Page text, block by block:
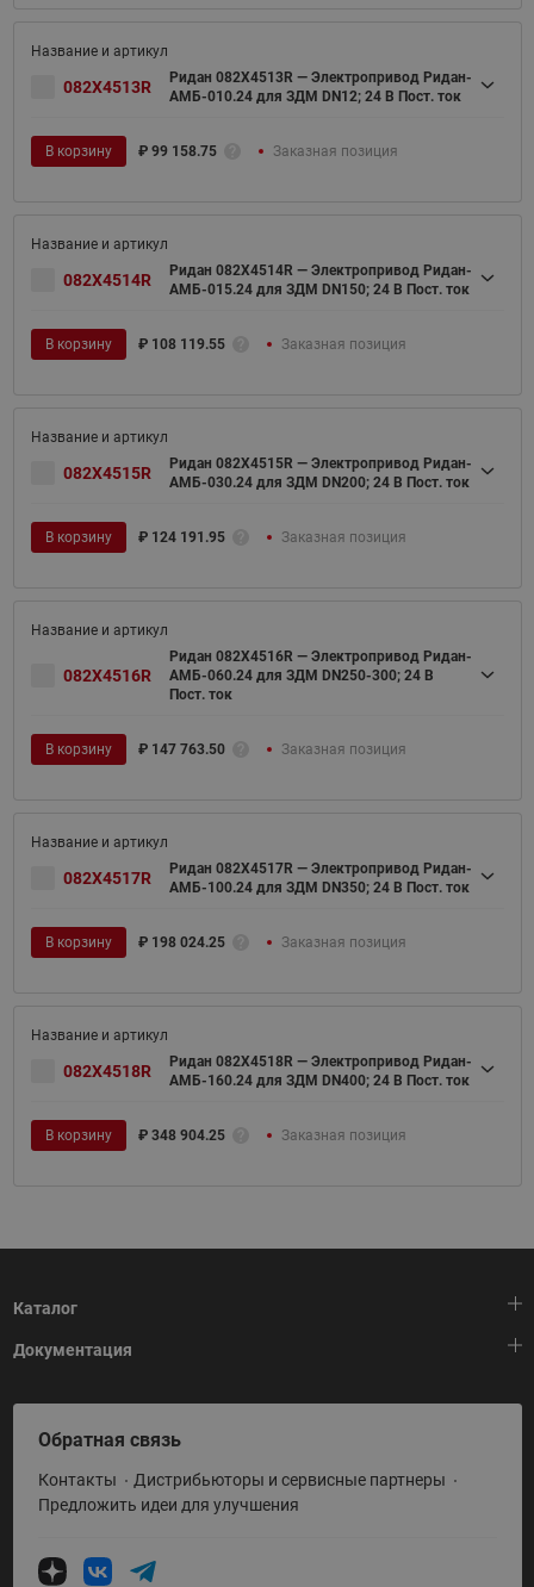
082X4513R
Ридан 082X4513R — Электропривод Ридан-
АМБ-010.24 для ЗДМ DN12; 24 В Пост. ток
В корзину ₽ 99 158.75 Заказная позиция
082X4514R
Ридан 082X4514R — Электропривод Ридан-
АМБ-015.24 для ЗДМ DN150; 24 В Пост. ток
В корзину ₽ 108 119.55 Заказная позиция
082X4515R
Ридан 082X4515R — Электропривод Ридан-
АМБ-030.24 для ЗДМ DN200; 24 В Пост. ток
В корзину ₽ 124 191.95 Заказная позиция
082X4516R
Ридан 082X4516R — Электропривод Ридан-
АМБ-060.24 для ЗДМ DN250-300; 24 В
Пост. ток
В корзину ₽ 147 763.50 Заказная позиция
082X4517R
Ридан 082X4517R — Электропривод Ридан-
АМБ-100.24 для ЗДМ DN350; 24 В Пост. ток
В корзину ₽ 198 024.25 Заказная позиция
082X4518R
Ридан 082X4518R — Электропривод Ридан-
АМБ-160.24 для ЗДМ DN400; 24 В Пост. ток
В корзину ₽ 348 904.25 Заказная позиция
Каталог
Тепловая автоматика
Холодильная техника
Приводная техника
Промышленная автоматика
Теплообменное оборудование
Документация
HeatPlatform (Тепловая платформа)
Полезные программы и инструменты
Условия поставки
Обратная связь
Контакты
Дистрибьюторы и сервисные партнеры
Предложить идеи для улучшения